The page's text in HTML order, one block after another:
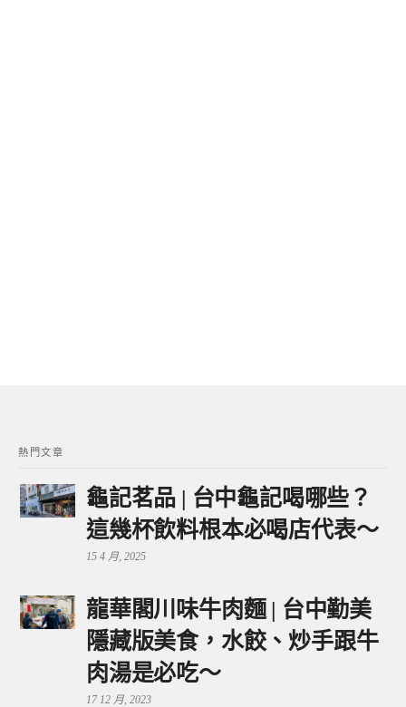
熱門文章
龜記茗品 | 台中龜記喝哪些？
這幾杯飲料根本必喝店代表～
15 4 月, 2025
龍華閣川味牛肉麵 | 台中勤美
隱藏版美食，水餃、炒手跟牛
肉湯是必吃～
17 12 月, 2023